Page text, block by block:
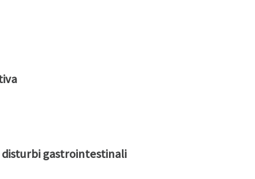
disturbi gastrointestinali